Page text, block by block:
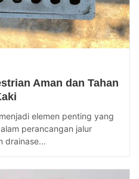
Aman dan Tahan
elemen penting yang
perancangan jalur
drainase...